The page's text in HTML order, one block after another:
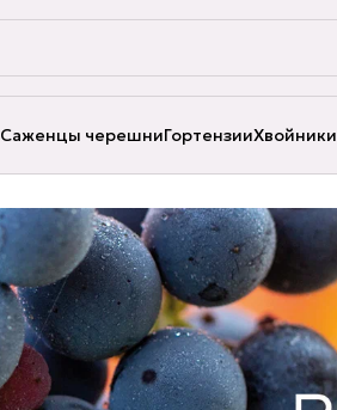
Саженцы черешниГортензииХвойники